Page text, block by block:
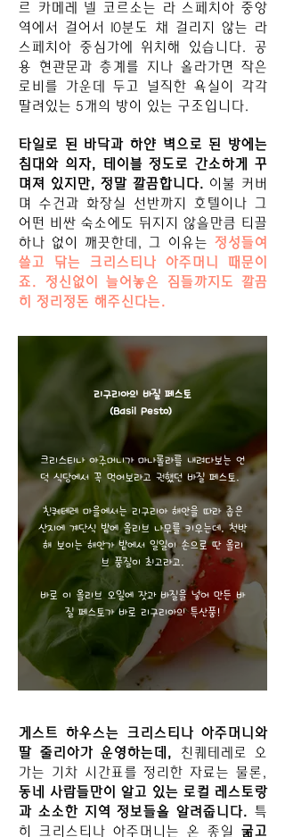
르 카메레 넬 코르소는 라 스페치아 중앙
역에서 걸어서 10분도 채 걸리지 않는 라
스페치아 중심가에 위치해 있습니다. 공
용 현관문과 층계를 지나 올라가면 작은
로비를 가운데 두고 널직한 욕실이 각각
딸려있는 5개의 방이 있는 구조입니다.
타일로 된 바닥과 하얀 벽으로 된 방에는
침대와 의자, 테이블 정도로 간소하게 꾸
며져 있지만, 정말 깔끔합니다. 이불 커버
며 수건과 화장실 선반까지 호텔이나 그
어떤 비싼 숙소에도 뒤지지 않을만큼 티끌
하나 없이 깨끗한데, 그 이유는 정성들여
쓸고 닦는 크리스티나 아주머니 때문이
죠. 정신없이 늘어놓은 짐들까지도 깔끔
히 정리정돈 해주신다는.
리구리아의 바질 페스토
​(Basil Pesto)
크리스티나 아주머니가 마나롤라를 내려다보는 언
덕 식당에서 꼭 먹어보라고 권했던 바질 페스토.
친퀘테레 마을에서는 리구리아 해안을 따라 좁은
산지에 계단식 밭에 올리브 나무를 키우는데, 척박
해 보이는 해안가 밭에서 일일이 손으로 딴 올리
브 품질이 최고라고.
바로 이 올리브 오일에 잣과 바질을 넣어 만든 바
질 페스토가 바로 리구리아의 특산품!
게스트 하우스는 크리스티나 아주머니와
딸 줄리아가 운영하는데,
친퀘테레로 오
가는 기차 시간표를 정리한 자료는 물론,
동네 사람들만이 알고 있는 로컬 레스토랑
과 소소한 지역 정보들을 알려줍니다. 특
히 크리스티나 아주머니는 온 종일 굶고